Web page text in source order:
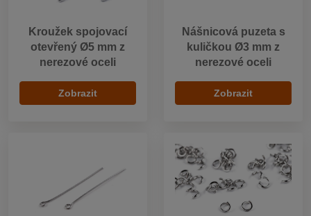
Kroužek spojovací
otevřený Ø5 mm z
nerezové oceli
Zobrazit
Nášnicová puzeta s
kuličkou Ø3 mm z
nerezové oceli
Zobrazit